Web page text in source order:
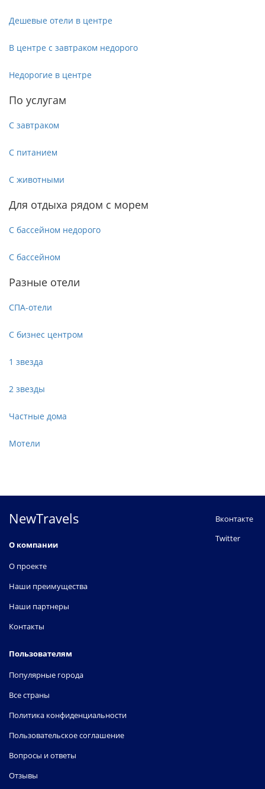
Дешевые отели в центре
В центре с завтраком недорого
Недорогие в центре
По услугам
С завтраком
С питанием
С животными
Для отдыха рядом с морем
С бассейном недорого
С бассейном
Разные отели
СПА-отели
С бизнес центром
1 звезда
2 звезды
Частные дома
Мотели
NewTravels
О компании
О проекте
Наши преимущества
Наши партнеры
Контакты
Пользователям
Популярные города
Все страны
Политика конфиденциальности
Пользовательское соглашение
Вопросы и ответы
Отзывы
Вконтакте
Twitter